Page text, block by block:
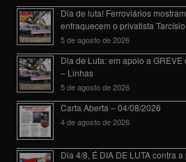
Dia de luta! Ferroviários
enfraquecem o privatista Tarcísio
5 de agosto de 2026
Dia de Luta: em apoio a
– Linhas
5 de agosto de 2026
Carta Aberta – 04/08/2026
4 de agosto de 2026
Dia 4/8, É DIA DE LUTA contra